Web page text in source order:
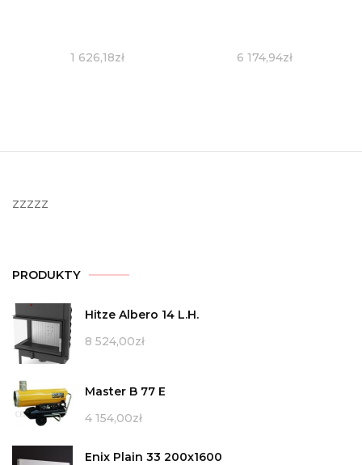
1 626,18zł 6 174,94zł
zzzzz
PRODUKTY
Hitze Albero 14 L.H.
8 524,00zł
Master B 77 E
4 154,00zł
Enix Plain 33 200x1600